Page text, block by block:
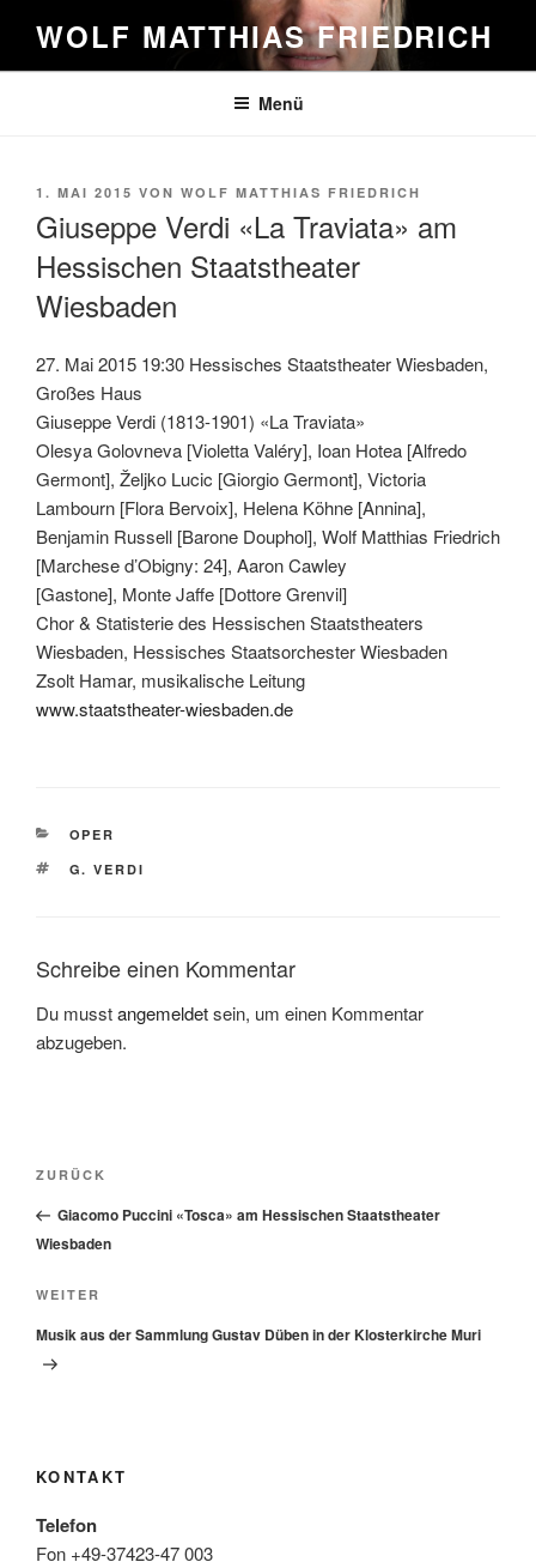
Inhalt
springen
WOLF MATTHIAS FRIEDRICH
Menü
VERÖFFENTLICHT
1. MAI 2015 VON WOLF MATTHIAS FRIEDRICH
Giuseppe Verdi «La Traviata» am
Hessischen Staatstheater
Wiesbaden
27. Mai 2015 19:30 Hessisches Staatstheater Wiesbaden,
Großes Haus
Giuseppe Verdi (1813-1901) «La Traviata»
Olesya Golovneva [Violetta Valéry], Ioan Hotea [Alfredo
Germont], Željko Lucic [Giorgio Germont], Victoria
Lambourn [Flora Bervoix], Helena Köhne [Annina],
Benjamin Russell [Barone Douphol], Wolf Matthias Friedrich
[Marchese d’Obigny: 24], Aaron Cawley
[Gastone], Monte Jaffe [Dottore Grenvil]
Chor & Statisterie des Hessischen Staatstheaters
Wiesbaden, Hessisches Staatsorchester Wiesbaden
Zsolt Hamar, musikalische Leitung
www.staatstheater-wiesbaden.de
KATEGORIEN
OPER
SCHLAGWÖRTER
G. VERDI
Schreibe einen Kommentar
Du musstangemeldetsein, um einen Kommentar
abzugeben.
Beitragsnavigation
Vorheriger
Beitrag
ZURÜCK
Giacomo Puccini «Tosca» am Hessischen Staatstheater
Wiesbaden
Nächster
Beitrag
WEITER
Musik aus der Sammlung Gustav Düben in der Klosterkirche Muri
KONTAKT
Telefon
Fon +49-37423-47 003